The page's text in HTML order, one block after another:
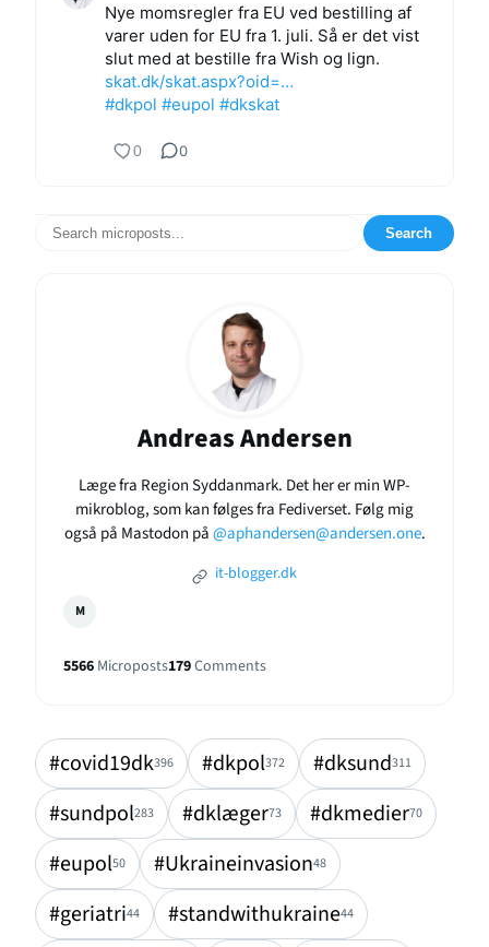
Nye momsregler fra EU ved bestilling af
varer uden for EU fra 1. juli. Så er det vist
slut med at bestille fra Wish og lign.
skat.dk/skat.aspx?oid=…
#dkpol #eupol #dkskat
0 0
Search
Andreas Andersen
Læge fra Region Syddanmark. Det her er min WP-
mikroblog, som kan følges fra Fediverset. Følg mig
også på Mastodon på@aphandersen@andersen.one.
it-blogger.dk
M
5566 Microposts179Comments
#covid19dk396 #dkpol372 #dksund311
#sundpol283 #dklæger73 #dkmedier70
#eupol50 #Ukraineinvasion48
#geriatri44 #standwithukraine44